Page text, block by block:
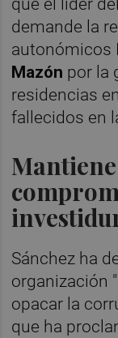
que el líder
demande la
autonómicos
Mazón por la
residencias
fallecidos en
Sánchez ha
organización
opacar la
que ha